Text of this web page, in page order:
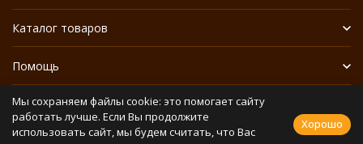
Каталог товаров
Помощь
Информация
Мы сохраняем файлы cookie: это помогает сайту
работать лучше. Если Вы продолжите
использовать сайт, мы будем считать, что Вас
Хорошо